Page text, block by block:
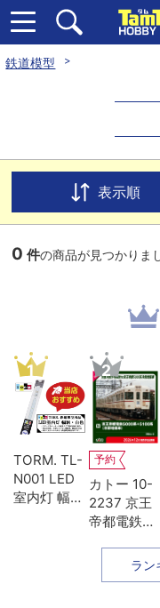
鉄道模型
表示順
0 件の商品が見つかりま
1
TORM. TL-
N001 LED
室内灯 幅狭
2
予約
カトー 10-
2237 京王
帝都電鉄
+5100系 冷
房増備車 7
ラン